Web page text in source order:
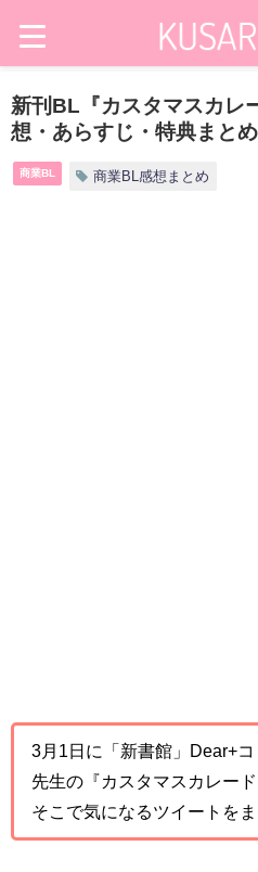
新刊BL『カスタマスカレ
想・あらすじ・特典まとめ
商業BL 商業BL感想まとめ
3月1日に「新書館」Dear+
先生の『カスタマスカレー
そこで気になるツイートを